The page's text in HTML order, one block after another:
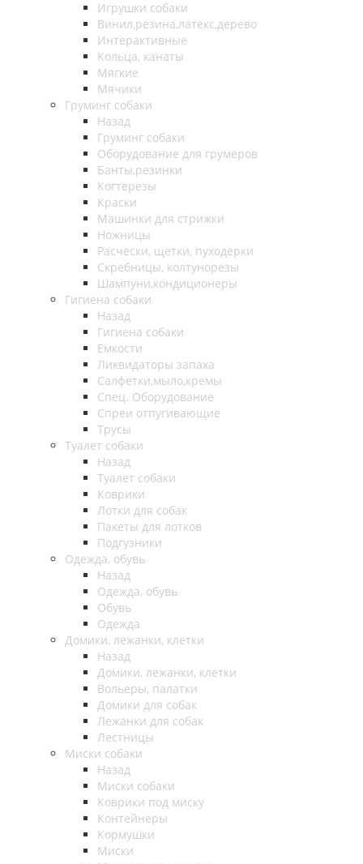
Игрушки собаки
Винил,резина,латекс,дерево
Интерактивные
Кольца, канаты
Мягкие
Мячики
Груминг собаки
Назад
Груминг собаки
Оборудование для грумеров
Банты,резинки
Когтерезы
Краски
Машинки для стрижки
Ножницы
Расчески, щетки, пуходерки
Скребницы, колтунорезы
Шампуни,кондиционеры
Гигиена собаки
Назад
Гигиена собаки
Емкости
Ликвидаторы запаха
Салфетки,мыло,кремы
Спец. Оборудование
Спреи отпугивающие
Трусы
Туалет собаки
Назад
Туалет собаки
Коврики
Лотки для собак
Пакеты для лотков
Подгузники
Одежда, обувь
Назад
Одежда, обувь
Обувь
Одежда
Домики, лежанки, клетки
Назад
Домики, лежанки, клетки
Вольеры, палатки
Домики для собак
Лежанки для собак
Лестницы
Миски собаки
Назад
Миски собаки
Коврики под миску
Контейнеры
Кормушки
Миски